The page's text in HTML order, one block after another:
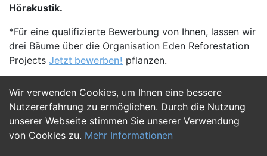
Wir verwenden Cookies, um Ihnen eine bessere
Nutzererfahrung zu ermöglichen. Durch die Nutzung
unserer Webseite stimmen Sie unserer Verwendung
von Cookies zu. Mehr Informationen
Hörakustik.
*Für eine qualifizierte Bewerbung von Ihnen, lassen wir
drei Bäume über die Organisation Eden Reforestation
Projects Jetzt bewerben! pflanzen.
Jetzt Bewerben